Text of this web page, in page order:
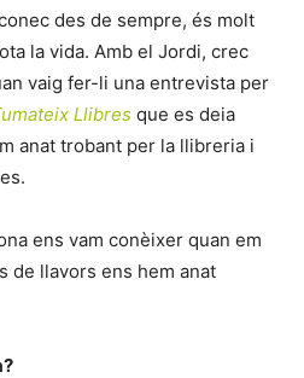
des de sempre, és molt
la vida. Amb el Jordi, crec
vaig fer-li una entrevista per
Llibres que es deia
anat trobant per la llibreria i
ens vam conèixer quan em
de llavors ens hem anat